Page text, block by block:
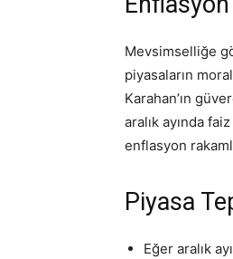
Mevsimselliğe
piyasaların
Karahan’ın
aralık ayında
enflasyon
Piyasa
Eğer aralık